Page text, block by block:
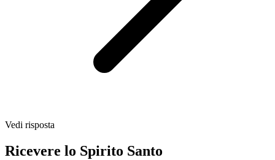
Vedi risposta
Ricevere lo Spirito Santo